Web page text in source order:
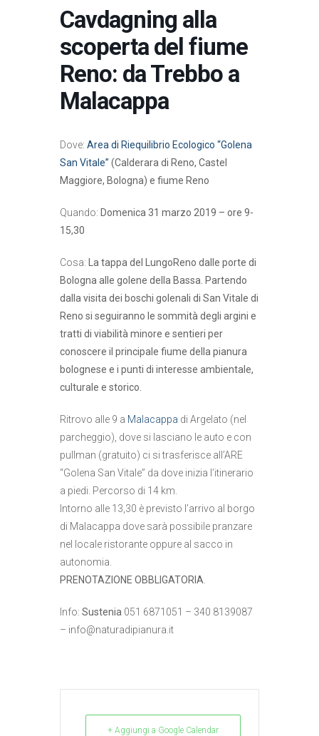
Cavdagning alla
scoperta del fiume
Reno: da Trebbo a
Malacappa
Dove: Area di Riequilibrio Ecologico “Golena
San Vitale” (Calderara di Reno, Castel
Maggiore, Bologna) e fiume Reno
Quando: Domenica 31 marzo 2019 – ore 9-
15,30
Cosa:
La tappa del LungoReno dalle porte di
Bologna alle golene della Bassa. Partendo
dalla visita dei boschi golenali di San Vitale di
Reno si seguiranno le sommità degli argini e
tratti di viabilità minore e sentieri per
conoscere il principale fiume della pianura
bolognese e i punti di interesse ambientale,
culturale e storico.
Ritrovo alle 9 a Malacappa di Argelato (nel
parcheggio), dove si lasciano le auto e con
pullman (gratuito) ci si trasferisce all’ARE
“Golena San Vitale” da dove inizia l’itinerario
a piedi. Percorso di 14 km.
Intorno alle 13,30 è previsto l’arrivo al borgo
di Malacappa dove sarà possibile pranzare
nel locale ristorante oppure al sacco in
autonomia.
PRENOTAZIONE OBBLIGATORIA
Info: Sustenia 051 6871051 – 340 8139087
– info@naturadipianura.it
+ Aggiungi a Google Calendar